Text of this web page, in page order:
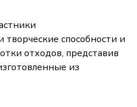
способности и
отходов, представив
из